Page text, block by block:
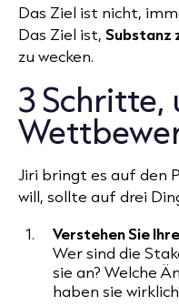
Das Ziel ist nicht,
Das Ziel ist, Substanz
zu wecken.
3 Schritte,
Jiri bringt es auf den
will, sollte auf drei
Verstehen Sie
Wer sind die
sie an? Welche
haben sie